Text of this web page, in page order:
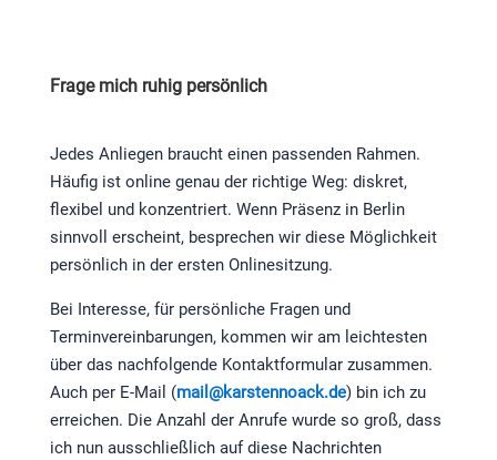
Frage mich ruhig persönlich
Jedes Anliegen braucht einen passenden Rahmen.
Häufig ist online genau der richtige Weg: diskret,
flexibel und konzentriert. Wenn Präsenz in Berlin
sinnvoll erscheint, besprechen wir diese Möglichkeit
persönlich in der ersten Onlinesitzung.
Bei Interesse, für persönliche Fragen und
Terminvereinbarungen, kommen wir am leichtesten
über das nachfolgende Kontaktformular zusammen.
Auch per E-Mail (mail@karstennoack.de) bin ich zu
erreichen. Die Anzahl der Anrufe wurde so groß, dass
ich nun ausschließlich auf diese Nachrichten